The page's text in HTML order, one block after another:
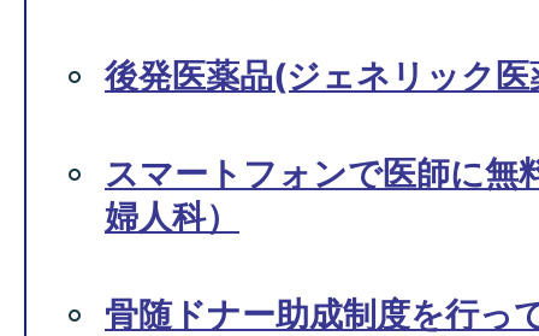
後発医薬品(ジェネリック
スマートフォンで医師に無
婦人科）
骨随ドナー助成制度を行っ